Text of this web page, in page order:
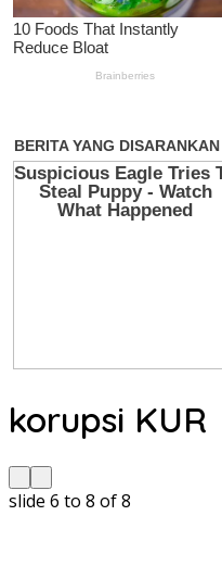
korupsi KUR
slide 7 to 9 of 8